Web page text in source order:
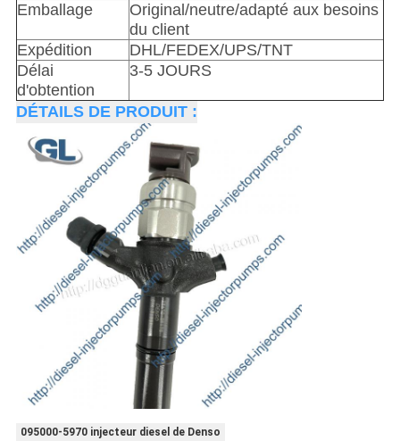
Emballage
Original/neutre/adapté aux besoins
du client
Expédition
DHL/FEDEX/UPS/TNT
Délai
d'obtention
3-5 JOURS
DÉTAILS DE PRODUIT :
095000-5970 injecteur diesel de Denso